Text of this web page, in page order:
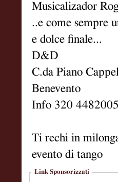
Musicalizador
..e come sempre
e dolce finale...
D&D
C.da Piano
Benevento
Info 320
Ti rechi in
evento di tango
Link Sponsorizzati